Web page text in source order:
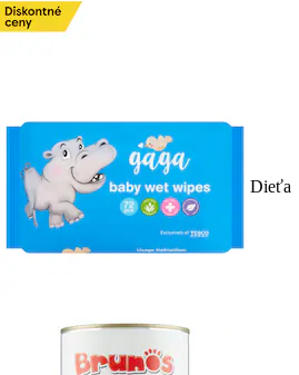
Dieťa